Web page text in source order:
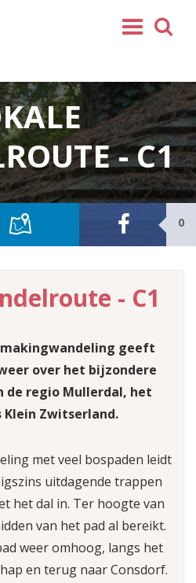
Trail
VOLG ONS
- C1
0
- C1
geeft
over het bijzondere
de regio Mullerdal, het
Klein Zwitserland.
met veel bospaden leidt
uitdagende trappen
het dal in. Ter hoogte van
van het pad al bereikt.
weer omhoog, langs het
en terug naar Consdorf.